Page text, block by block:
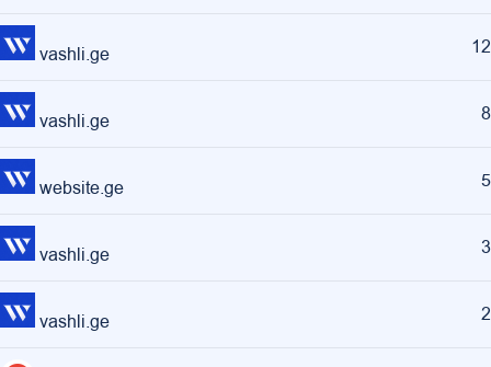
vashli.ge 12
vashli.ge 8
website.ge 5
vashli.ge 3
vashli.ge 2